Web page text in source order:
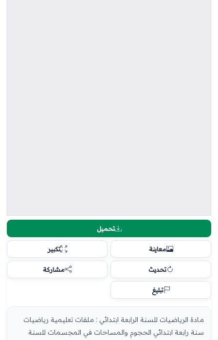
تحميل
معاينة تكبير
تحديث مشاركة
تبليغ
مادة الرياضيات للسنة الرابعة ابتدائي : ملفات تعليمية رياضيات
سنة رابعة ابتدائي الحجوم والمساحات في المجسمات للسنة